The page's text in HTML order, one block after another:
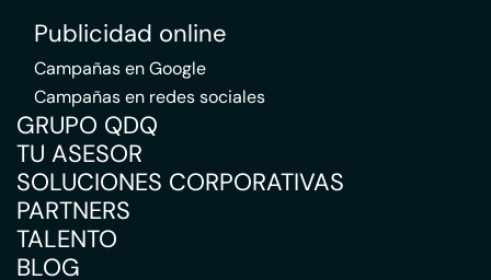
Publicidad online
Campañas en Google
Campañas en redes sociales
GRUPO QDQ
TU ASESOR
SOLUCIONES CORPORATIVAS
PARTNERS
TALENTO
BLOG